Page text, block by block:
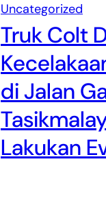
Uncategorized
Truk Colt
di Jalan
Lakukan